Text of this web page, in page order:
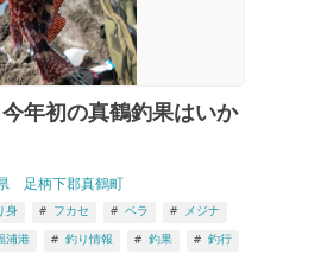
年初の真鶴釣果はいか
足柄下郡真鶴町
身 フカセ ベラ メジナ
浦港 釣り情報 釣果 釣行